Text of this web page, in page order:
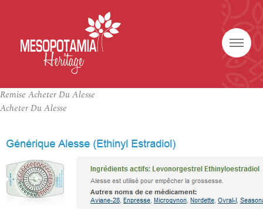
Remise Acheter Du Alesse
Acheter Du Alesse